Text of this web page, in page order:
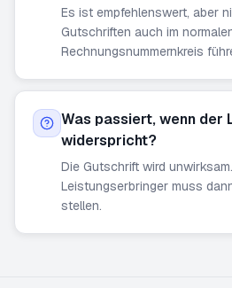
Es ist empfehlenswert, aber
Gutschriften auch im
Rechnungsnummernkreis
Was passiert, wenn der
widerspricht?
Die Gutschrift wird
Leistungserbringer muss
stellen.